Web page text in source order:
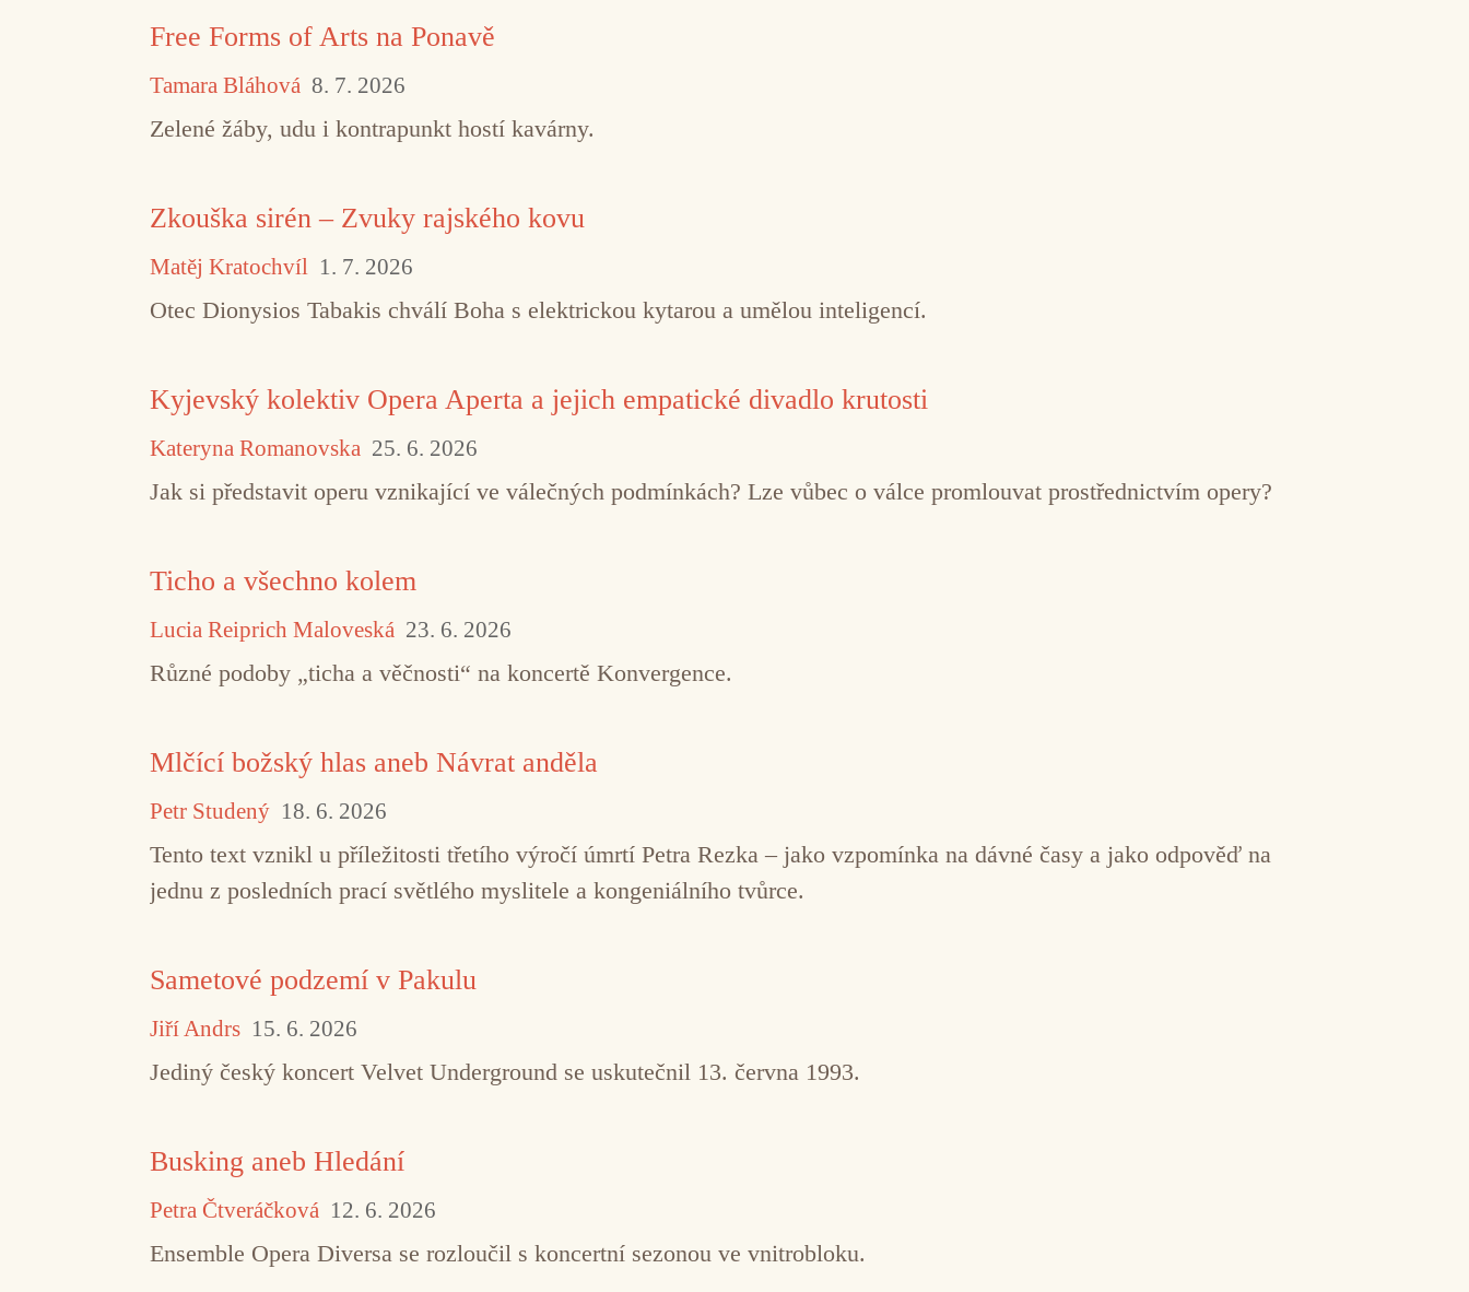
Free Forms of Arts na Ponavě
Tamara Bláhová 8. 7. 2026
Zelené žáby, udu i kontrapunkt hostí kavárny.
Zkouška sirén – Zvuky rajského kovu
Matěj Kratochvíl 1. 7. 2026
Otec Dionysios Tabakis chválí Boha s elektrickou kytarou a umělou inteligencí.
Kyjevský kolektiv Opera Aperta a jejich empatické divadlo krutosti
Kateryna Romanovska 25. 6. 2026
Jak si představit operu vznikající ve válečných podmínkách? Lze vůbec o válce promlouvat prostřednictvím opery?
Ticho a všechno kolem
Lucia Reiprich Maloveská 23. 6. 2026
Různé podoby „ticha a věčnosti“ na koncertě Konvergence.
Mlčící božský hlas aneb Návrat anděla
Petr Studený 18. 6. 2026
Tento text vznikl u příležitosti třetího výročí úmrtí Petra Rezka – jako vzpomínka na dávné časy a jako odpověď na
jednu z posledních prací světlého myslitele a kongeniálního tvůrce.
Sametové podzemí v Pakulu
Jiří Andrs 15. 6. 2026
Jediný český koncert Velvet Underground se uskutečnil 13. června 1993.
Busking aneb Hledání
Petra Čtveráčková 12. 6. 2026
Ensemble Opera Diversa se rozloučil s koncertní sezonou ve vnitrobloku.